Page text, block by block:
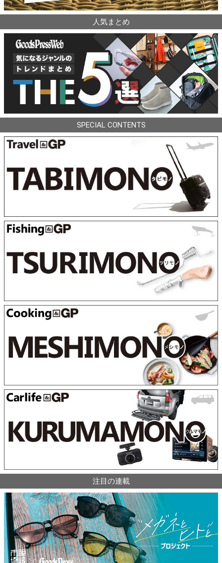
人気まとめ
SPECIAL CONTENTS
注目の連載